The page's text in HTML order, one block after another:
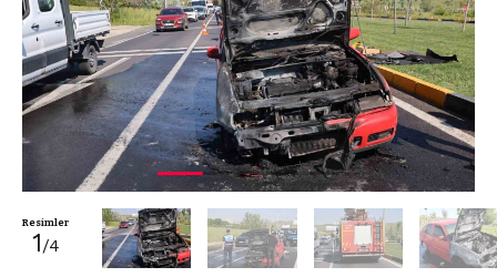
Resimler
1/4